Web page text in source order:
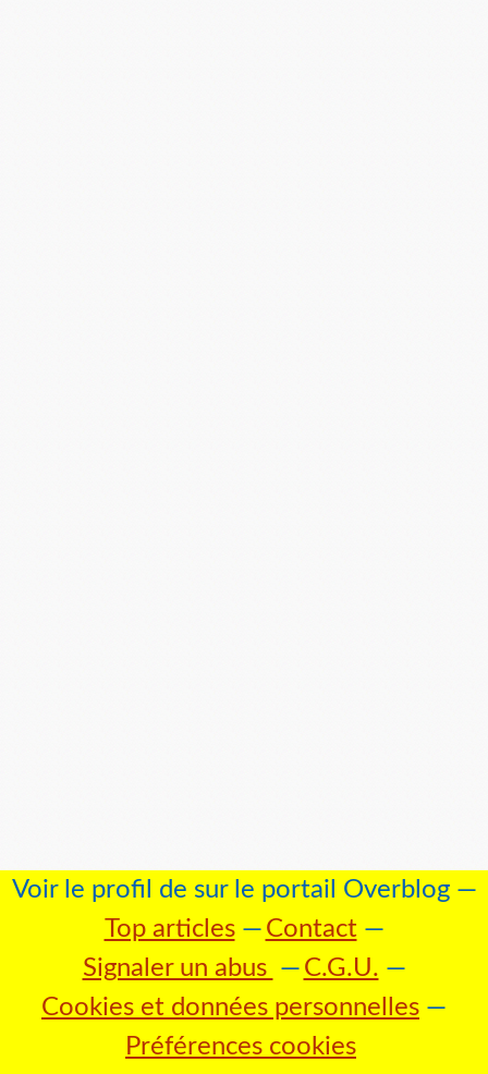
Voir le profil de sur le portail Overblog
Top articles
Contact
Signaler un abus
C.G.U.
Cookies et données personnelles
Préférences cookies